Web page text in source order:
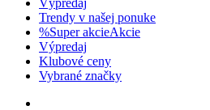
Výpredaj
Trendy v našej ponuke
%Super akcieAkcie
Výpredaj
Klubové ceny
Vybrané značky